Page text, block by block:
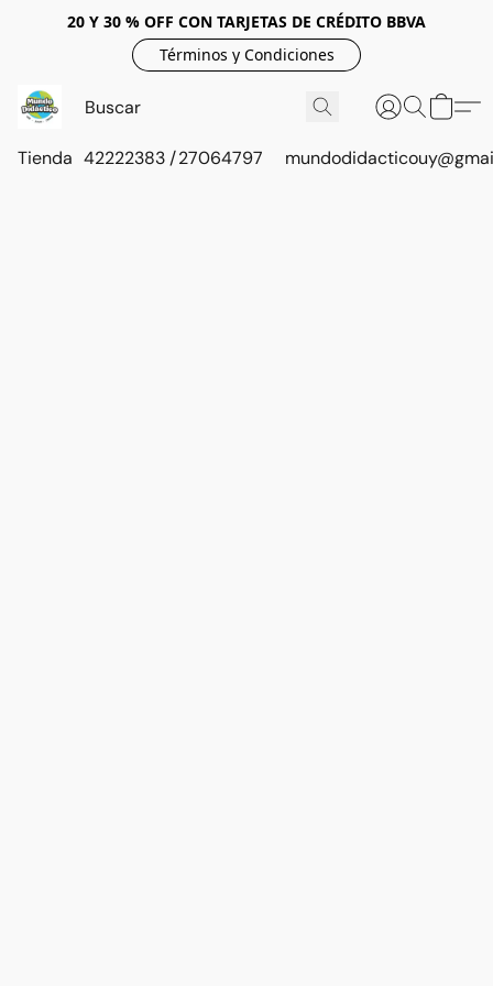
20 Y 30 % OFF CON TARJETAS DE CRÉDITO BBVA
Términos y Condiciones
Tienda 42222383 / 27064797